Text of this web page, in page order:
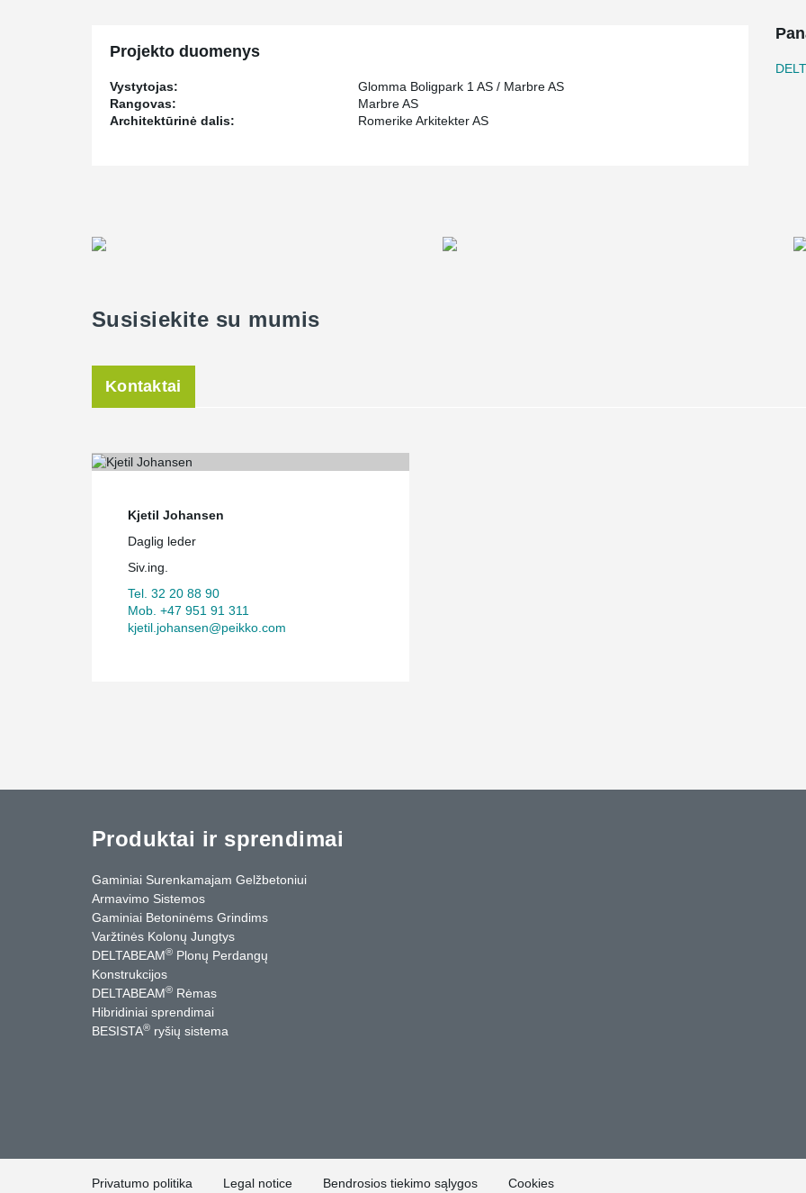
Projekto duomenys
Vystytojas:
Glomma Boligpark 1 AS / Marbre AS
Rangovas:
Marbre AS
Architektūrinė dalis:
Romerike Arkitekter AS
Susisiekite su mumis
Kontaktai
Kjetil Johansen
Daglig leder
Siv.ing.
Tel. 32 20 88 90
Mob. +47 951 91 311
kjetil.johansen@peikko.com
Produktai ir sprendimai
Gaminiai Surenkamajam Gelžbetoniui
Armavimo Sistemos
Gaminiai Betoninėms Grindims
Varžtinės Kolonų Jungtys
DELTABEAM® Plonų Perdangų
Konstrukcijos
DELTABEAM® Rėmas
Hibridiniai sprendimai
BESISTA® ryšių sistema
Privatumo politika Legal notice Bendrosios tiekimo sąlygos Cookies